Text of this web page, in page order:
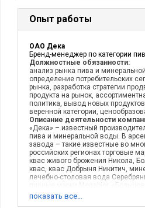
Опыт работы
ОАО Дека
Бренд-менеджер по категории
Должностные обязанности:
анализ рынка пива и
определение потребительских
рынка, разработка стратегии
продукта на рынок,
политика, вывод новых
веренной категории,
Описание деятельности
«Дека» – известный
пива и минеральной воды. В
завода – такие известные во
российских регионах торговые
квас живого брожения Никола,
квас, квас Добрыня Никитич,
лечебно-столовая вода
линейка пива: Бархатное,
показать все…